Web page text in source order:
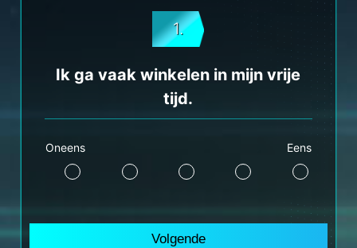
1.
Ik ga vaak winkelen in mijn vrije
tijd.
Oneens Eens